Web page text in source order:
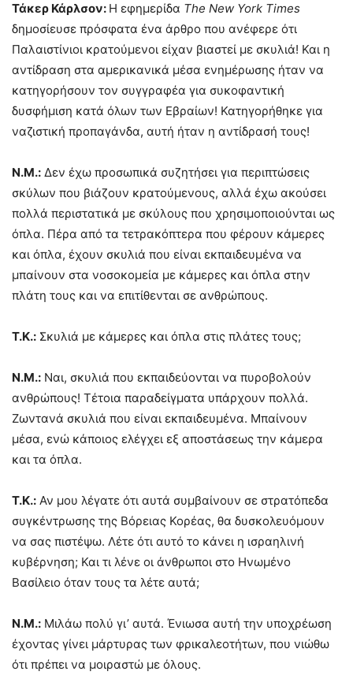
Τάκερ Κάρλσον: Η εφημερίδα The New York Times
δημοσίευσε πρόσφατα ένα άρθρο που ανέφερε ότι
Παλαιστίνιοι κρατούμενοι είχαν βιαστεί με σκυλιά! Και η
αντίδραση στα αμερικανικά μέσα ενημέρωσης ήταν να
κατηγορήσουν τον συγγραφέα για συκοφαντική
δυσφήμιση κατά όλων των Εβραίων! Κατηγορήθηκε για
ναζιστική προπαγάνδα, αυτή ήταν η αντίδρασή τους!
Ν.Μ.: Δεν έχω προσωπικά συζητήσει για περιπτώσεις
σκύλων που βιάζουν κρατούμενους, αλλά έχω ακούσει
πολλά περιστατικά με σκύλους που χρησιμοποιούνται ως
όπλα. Πέρα από τα τετρακόπτερα που φέρουν κάμερες
και όπλα, έχουν σκυλιά που είναι εκπαιδευμένα να
μπαίνουν στα νοσοκομεία με κάμερες και όπλα στην
πλάτη τους και να επιτίθενται σε ανθρώπους.
Τ.Κ.: Σκυλιά με κάμερες και όπλα στις πλάτες τους;
Ν.Μ.: Ναι, σκυλιά που εκπαιδεύονται να πυροβολούν
ανθρώπους! Τέτοια παραδείγματα υπάρχουν πολλά.
Ζωντανά σκυλιά που είναι εκπαιδευμένα. Μπαίνουν
μέσα, ενώ κάποιος ελέγχει εξ αποστάσεως την κάμερα
και τα όπλα.
Τ.Κ.: Αν μου λέγατε ότι αυτά συμβαίνουν σε στρατόπεδα
συγκέντρωσης της Βόρειας Κορέας, θα δυσκολευόμουν
να σας πιστέψω. Λέτε ότι αυτό το κάνει η ισραηλινή
κυβέρνηση; Και τι λένε οι άνθρωποι στο Ηνωμένο
Βασίλειο όταν τους τα λέτε αυτά;
Ν.Μ.: Μιλάω πολύ γι’ αυτά. Ένιωσα αυτή την υποχρέωση
έχοντας γίνει μάρτυρας των φρικαλεοτήτων, που νιώθω
ότι πρέπει να μοιραστώ με όλους.